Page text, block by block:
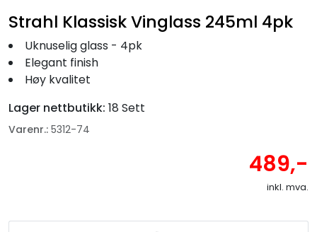
Strahl Klassisk Vinglass 245ml 4pk
Uknuselig glass - 4pk
Elegant finish
Høy kvalitet
Lager nettbutikk: 18 Sett
Varenr.: 5312-74
489,-
inkl. mva.